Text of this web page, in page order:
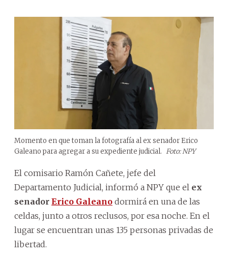
Momento en que toman la fotografía al ex senador Erico
Galeano para agregar a su expediente judicial. Foto: NPY
El comisario Ramón Cañete, jefe del
Departamento Judicial, informó a NPY que el ex
senador Erico Galeano dormirá en una de las
celdas, junto a otros reclusos, por esa noche. En el
lugar se encuentran unas 135 personas privadas de
libertad.